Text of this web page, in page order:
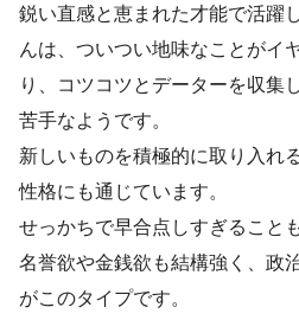
鋭い直感と恵まれた才能で活躍
んは、ついつい地味なことがイ
り、コツコツとデーターを収集
苦手なようです。
新しいものを積極的に取り入れ
性格にも通じています。
せっかちで早合点しすぎること
名誉欲や金銭欲も結構強く、政
がこのタイプです。